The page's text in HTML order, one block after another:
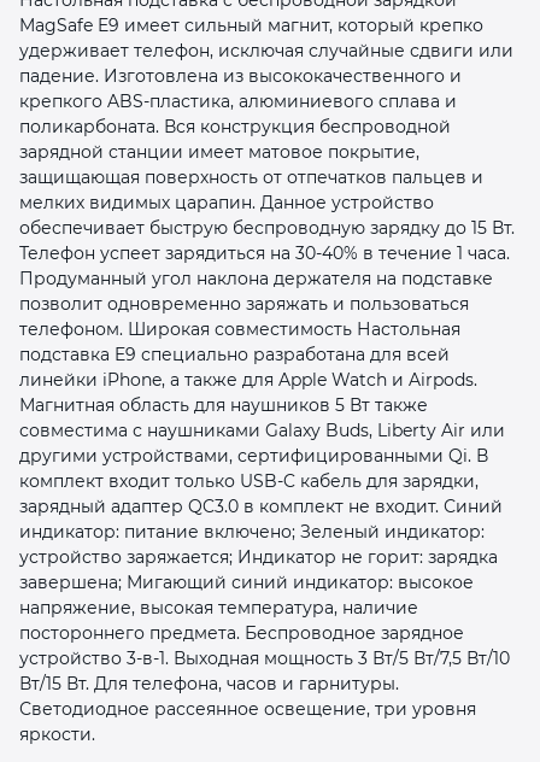
MagSafe E9 имеет сильный магнит, который крепко
удерживает телефон, исключая случайные сдвиги или
падение. Изготовлена из высококачественного и
крепкого ABS-пластика, алюминиевого сплава и
поликарбоната. Вся конструкция беспроводной
зарядной станции имеет матовое покрытие,
защищающая поверхность от отпечатков пальцев и
мелких видимых царапин. Данное устройство
обеспечивает быструю беспроводную зарядку до 15 Вт.
Телефон успеет зарядиться на 30-40% в течение 1 часа.
Продуманный угол наклона держателя на подставке
позволит одновременно заряжать и пользоваться
телефоном. Широкая совместимость Настольная
подставка E9 специально разработана для всей
линейки iPhone, а также для Apple Watch и Airpods.
Магнитная область для наушников 5 Вт также
совместима с наушниками Galaxy Buds, Liberty Air или
другими устройствами, сертифицированными Qi. В
комплект входит только USB-C кабель для зарядки,
зарядный адаптер QC3.0 в комплект не входит. Синий
индикатор: питание включено; Зеленый индикатор:
устройство заряжается; Индикатор не горит: зарядка
завершена; Мигающий синий индикатор: высокое
напряжение, высокая температура, наличие
постороннего предмета. Беспроводное зарядное
устройство 3-в-1. Выходная мощность 3 Вт/5 Вт/7,5 Вт/10
Вт/15 Вт. Для телефона, часов и гарнитуры.
Светодиодное рассеянное освещение, три уровня
яркости.
раз в 2 недели